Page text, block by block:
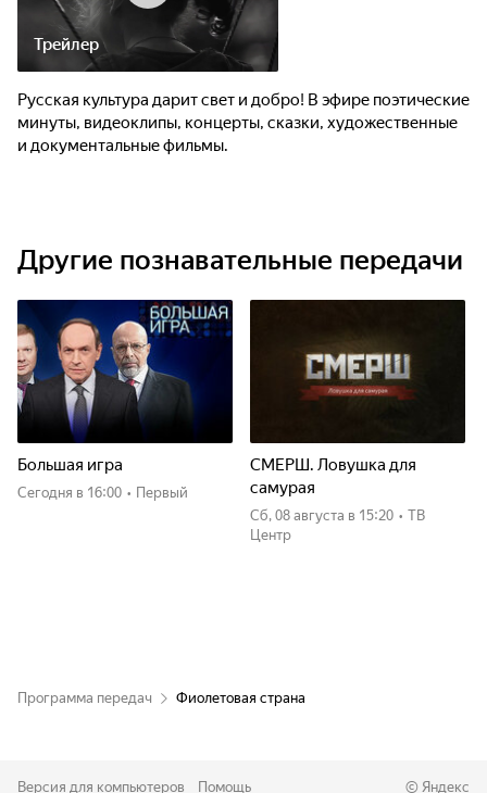
Трейлер
Русская культура дарит свет и добро! В эфире поэтические
минуты, видеоклипы, концерты, сказки, художественные
и документальные фильмы.
Другие познавательные передачи
Большая игра
Сегодня в 16:00 • Первый
СМЕРШ. Ловушка для
самурая
сб, 08 августа в 15:20 • ТВ
Центр
Программа передач Фиолетовая страна
Версия для компьютеров Помощь © Яндекс